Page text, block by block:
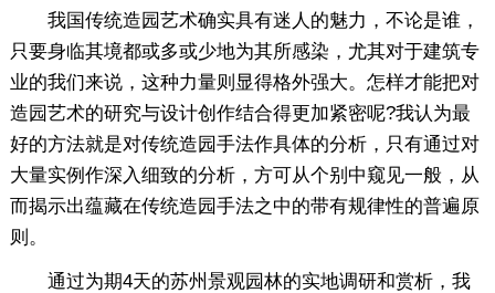
我国传统造园艺术确实具有迷人的魅力，不论是谁，
只要身临其境都或多或少地为其所感染，尤其对于建筑专
业的我们来说，这种力量则显得格外强大。怎样才能把对
造园艺术的研究与设计创作结合得更加紧密呢?我认为最
好的方法就是对传统造园手法作具体的分析，只有通过对
大量实例作深入细致的分析，方可从个别中窥见一般，从
而揭示出蕴藏在传统造园手法之中的带有规律性的普遍原
则。
通过为期4天的苏州景观园林的实地调研和赏析，我